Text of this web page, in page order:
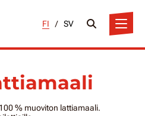
FI / SV
% muoviton lattiamaali.